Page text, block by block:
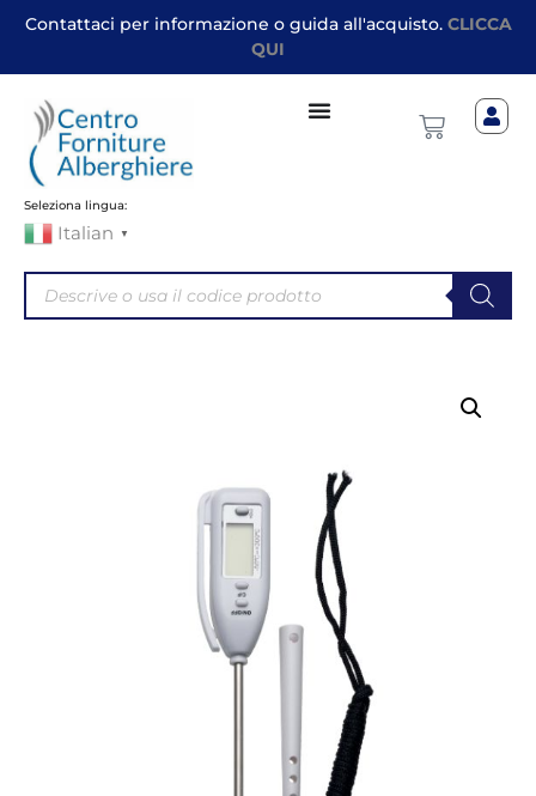
Contattaci per informazione o guida all'acquisto. CLICCA
QUI
Seleziona lingua:
Italian ▼